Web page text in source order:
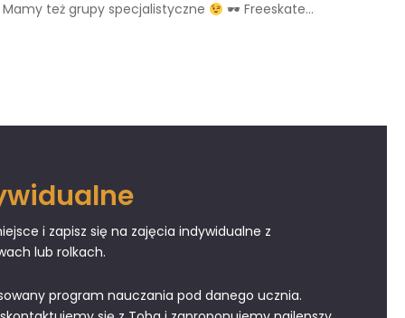
Mamy też grupy specjalistyczne
🕶 Freeskate...
i zapisz się na zajęcia indywidualne z
lub rolkach.
program nauczania pod danego ucznia.